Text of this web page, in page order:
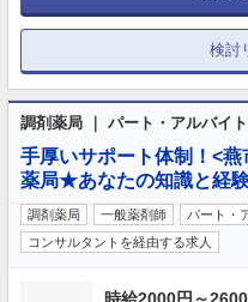
検討
調剤薬局 ｜ パート・アルバイト
手厚いサポート体制！<
薬局★あなたの知識と経
調剤薬局 一般薬剤師 パート・
コンサルタントを経由する求人